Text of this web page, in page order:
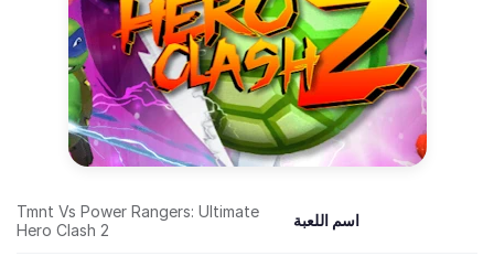
اسم اللعبة
Tmnt Vs Power Rangers: Ultimate
Hero Clash 2